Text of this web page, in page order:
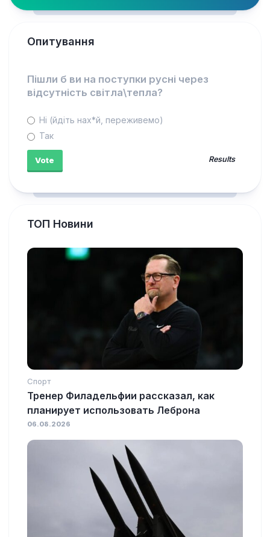
Опитування
Пішли б ви на поступки русні через
відсутність світла\тепла?
Ні (йдіть нах*й, переживемо)
Так
Results
ТОП Новини
Спорт
Тренер Филадельфии рассказал, как
планирует использовать Леброна
06.08.2026